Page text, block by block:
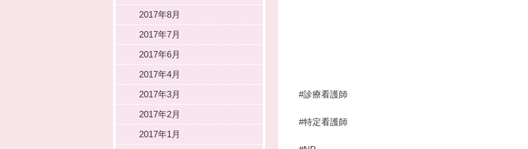
#診療看護師
#特定看護師
2017年8月
2017年7月
2017年6月
2017年4月
2017年3月
2017年2月
2017年1月